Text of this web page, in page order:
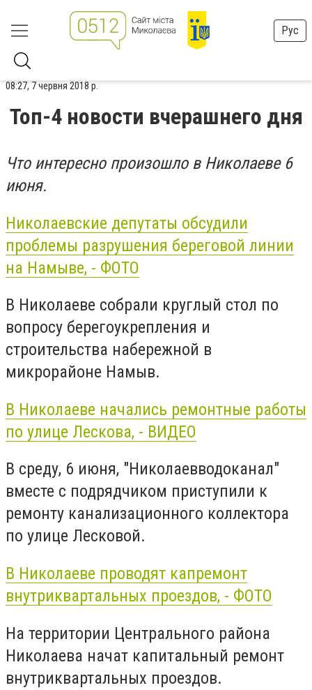
Рус
08:27, 7 червня 2018 р.
Топ-4 новости вчерашнего дня
Что интересно произошло в Николаеве 6
июня.
Николаевские депутаты обсудили
проблемы разрушения береговой линии
на Намыве, - ФОТО
В Николаеве собрали круглый стол по
вопросу берегоукрепления и
строительства набережной в
микрорайоне Намыв.
В Николаеве начались ремонтные работы
по улице Лескова, - ВИДЕО
В среду, 6 июня, "Николаевводоканал"
вместе с подрядчиком приступили к
ремонту канализационного коллектора
по улице Лесковой.
В Николаеве проводят капремонт
внутриквартальных проездов, - ФОТО
На территории Центрального района
Николаева начат капитальный ремонт
внутриквартальных проездов.